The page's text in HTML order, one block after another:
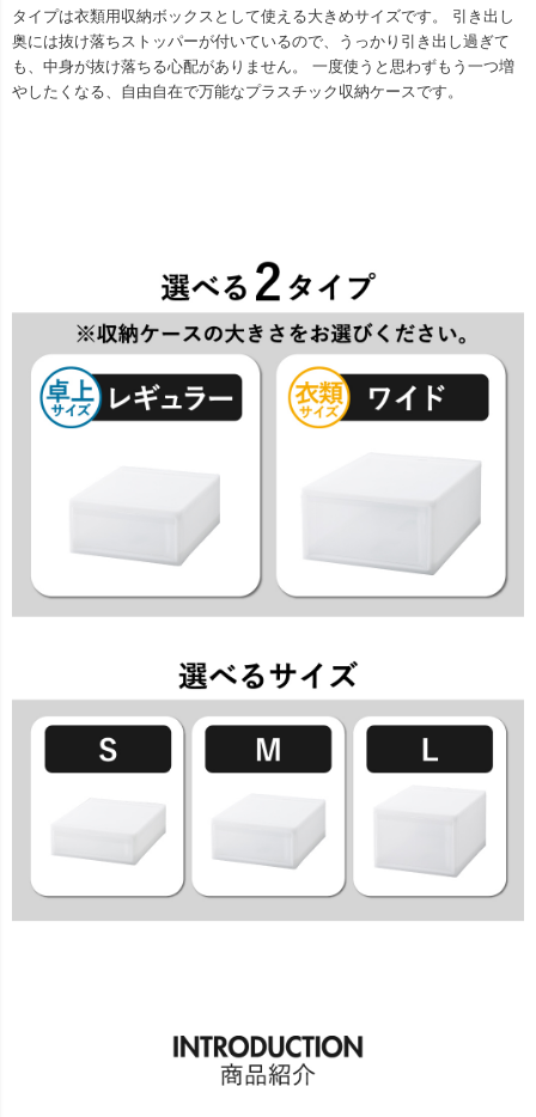
タイプは衣類用収納ボックスとして使える大きめサイズです。 引き出し
奥には抜け落ちストッパーが付いているので、うっかり引き出し過ぎて
も、中身が抜け落ちる心配がありません。 一度使うと思わずもう一つ増
やしたくなる、自由自在で万能なプラスチック収納ケースです。